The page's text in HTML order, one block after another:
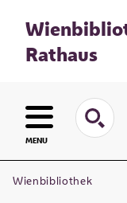
Rathaus
MENU
Wienbibliothek